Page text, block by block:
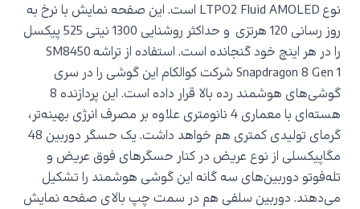
نوع LTPO2 Fluid AMOLED است. این صفحه نمایش با نرخ به
روز رسانی 120 هرتزی و حداکثر روشنایی 1300 نیتی 525 پیکسل
را در هر اینچ خود گنجانده است. استفاده از تراشه SM8450
Snapdragon 8 Gen 1 شرکت کوالکام این گوشی را در سری
گوشی‌های هوشمند رده بالا قرار داده است. این پردازنده 8
هسته‌ای با معماری 4 نانومتری علاوه بر مصرف انرژی بهینه‌تر،
گرمای تولیدی کمتری هم خواهد داشت. یک حسگر دوربین 48
مگاپیکسلی از نوع عریض در کنار حسگرهای فوق عریض و
تله‌فوتو دوربین‌های سه گانه این گوشی هوشمند را تشکیل
می‌دهند. دوربین سلفی هم در سمت چپ بالای صفحه نمایش